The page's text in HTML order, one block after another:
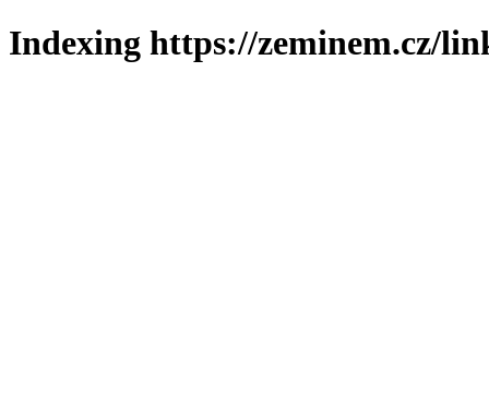
Indexing https://zeminem.cz/